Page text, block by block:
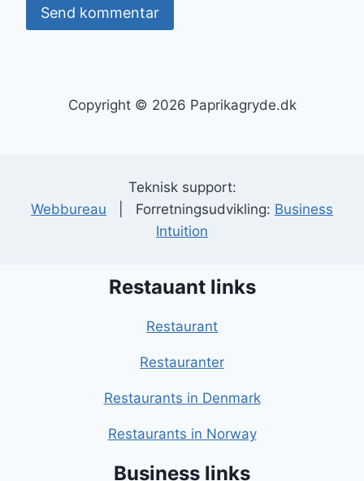
Copyright © 2026 Paprikagryde.dk
Teknisk support:
Webbureau | Forretningsudvikling: Business
Intuition
Restauant links
Restaurant
Restauranter
Restaurants in Denmark
Restaurants in Norway
Business links